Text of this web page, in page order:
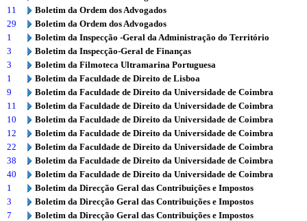
11
Boletim da Ordem dos Advogados
29
Boletim da Ordem dos Advogados
1
Boletim da Inspecção -Geral da Administração do Território
3
Boletim da Inspecção-Geral de Finanças
3
Boletim da Filmoteca Ultramarina Portuguesa
1
Boletim da Faculdade de Direito de Lisboa
9
Boletim da Faculdade de Direito da Universidade de Coimbra
11
Boletim da Faculdade de Direito da Universidade de Coimbra
10
Boletim da Faculdade de Direito da Universidade de Coimbra
12
Boletim da Faculdade de Direito da Universidade de Coimbra
22
Boletim da Faculdade de Direito da Universidade de Coimbra
38
Boletim da Faculdade de Direito da Universidade de Coimbra
40
Boletim da Faculdade de Direito da Universidade de Coimbra
1
Boletim da Direcção Geral das Contribuições e Impostos
3
Boletim da Direcção Geral das Contribuições e Impostos
7
Boletim da Direcção Geral das Contribuições e Impostos